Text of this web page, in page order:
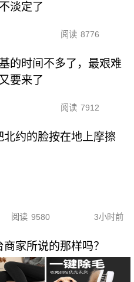
淡定了
阅读 8776
的时间不多了，最艰难
要来了
阅读 7912
约的脸按在地上摩擦
阅读 9580 3小时前
家所说的那样吗？